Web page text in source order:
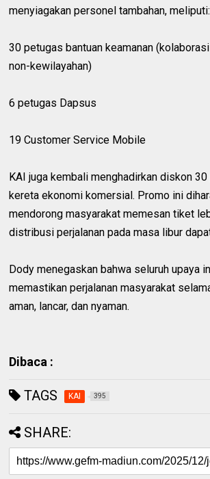
menyiagakan personel tambahan, meliputi:
30 petugas bantuan keamanan
non-kewilayahan)
6 petugas Dapsus
19 Customer Service Mobile
KAI juga kembali menghadirkan diskon
kereta ekonomi komersial. Promo ini
mendorong masyarakat memesan tiket
distribusi perjalanan pada masa libur
Dody menegaskan bahwa seluruh upaya
memastikan perjalanan masyarakat
aman, lancar, dan nyaman.
Dibaca :
TAGS KAI 395
SHARE: